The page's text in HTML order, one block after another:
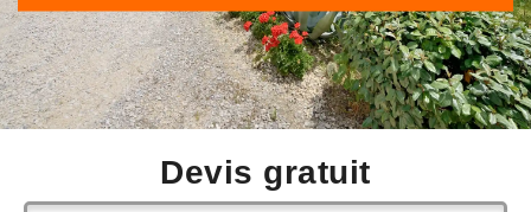
Devis gratuit